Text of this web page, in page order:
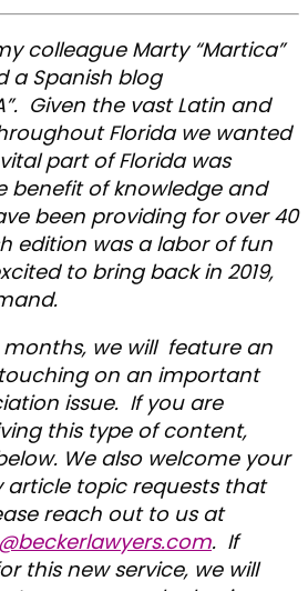
colleague Marty “Martica”
a Spanish blog
Given the vast Latin and
Florida we wanted
part of Florida was
benefit of knowledge and
been providing for over 40
edition was a labor of fun
to bring back in 2019,
we will feature an
on an important
issue. If you are
this type of content,
We also welcome your
article topic requests that
reach out to us at
. If
this new service, we will